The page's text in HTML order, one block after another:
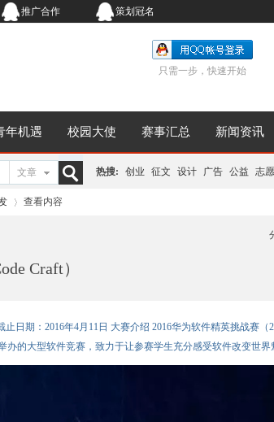
推广合作 策划冠名
只需一步，快速开始
年机遇 校园大使 赛事汇总 新闻资讯
文章
索
热搜: 创业 征文 设计 广告 公益 志
›
查看内容
Craft）
日期：2016年4月11日 大赛介绍 2016华为软件精英挑战赛（
办的大型软件竞赛，致力于让参赛学生充分感受软件改变世界